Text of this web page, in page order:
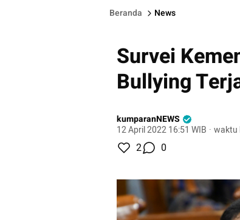
Beranda News
Survei
Bullying
kumparanNEWS
12 April 2022 16:51 WIB · waktu
2 0